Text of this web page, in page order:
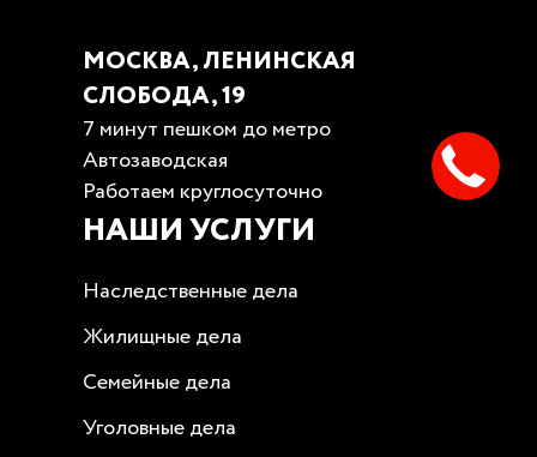
МОСКВА, ЛЕНИНСКАЯ
СЛОБОДА, 19
7 минут пешком до метро
Автозаводская
Работаем круглосуточно
НАШИ УСЛУГИ
Наследственные дела
Жилищные дела
Семейные дела
Уголовные дела